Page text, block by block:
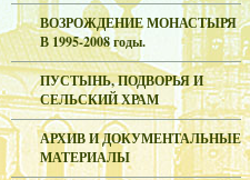
ВОЗРОЖДЕНИЕ МОНАСТЫРЯ
В 1995-2008 годы.
ПУСТЫНЬ, ПОДВОРЬЯ И
СЕЛЬСКИЙ ХРАМ
АРХИВ И ДОКУМЕНТАЛЬНЫЕ
МАТЕРИАЛЫ